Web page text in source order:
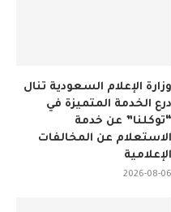
وزارة الإعلام السعودية تنال
درع الخدمة المتميزة في
“توكلنا” عن خدمة
الاستعلام عن المخالفات
الإعلامية
2026-08-06